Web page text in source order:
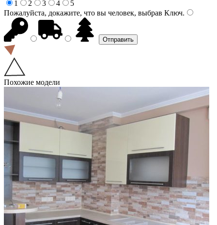
1
2 3 4
5
Пожалуйста, докажите, что вы человек, выбрав Ключ.
Похожие модели